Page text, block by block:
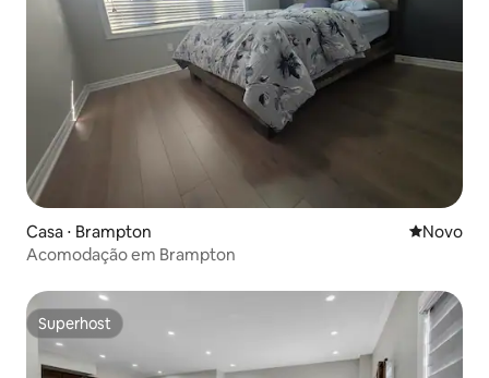
Casa ⋅ Brampton Novo
Novo
Acomodação em Brampton
Superhost
Superhost